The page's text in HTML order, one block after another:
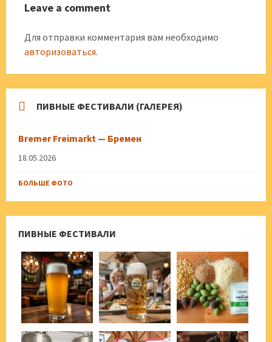
Leave a comment
Для отправки комментария вам необходимо
авторизоваться.
ПИВНЫЕ ФЕСТИВАЛИ (ГАЛЕРЕЯ)
Bremer Freimarkt — Бремен
18.05.2026
БОЛЬШЕ ФОТО
ПИВНЫЕ ФЕСТИВАЛИ